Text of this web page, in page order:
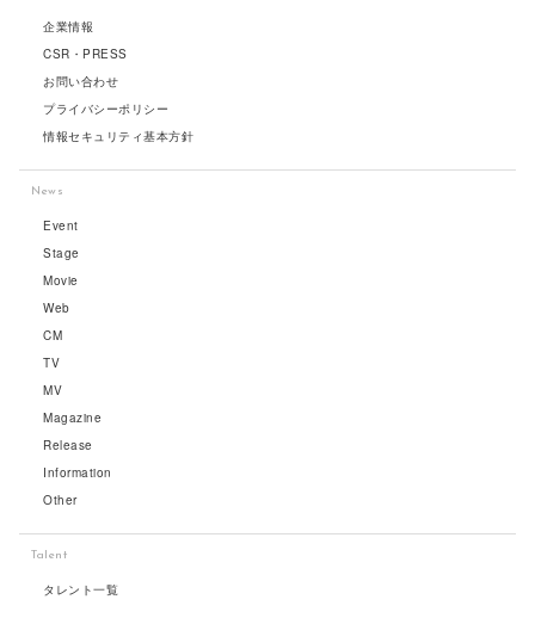
企業情報
CSR・PRESS
お問い合わせ
プライバシーポリシー
情報セキュリティ基本方針
News
Event
Stage
Movie
Web
CM
TV
MV
Magazine
Release
Information
Other
Talent
タレント一覧